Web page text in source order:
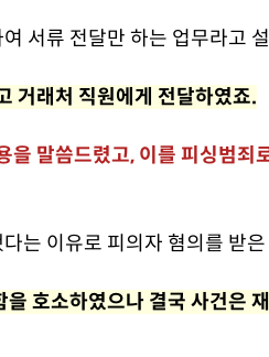
서류 전달만 하는 업무라고
거래처 직원에게 전달하였죠.
말씀드렸고, 이를 피싱범죄
는 이유로 피의자 혐의를 받
호소하였으나 결국 사건은